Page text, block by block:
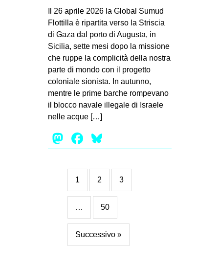
Il 26 aprile 2026 la Global Sumud
Flottilla è ripartita verso la Striscia
di Gaza dal porto di Augusta, in
Sicilia, sette mesi dopo la missione
che ruppe la complicità della nostra
parte di mondo con il progetto
coloniale sionista. In autunno,
mentre le prime barche rompevano
il blocco navale illegale di Israele
nelle acque […]
Mastodon
Facebook
1 2 3
… 50
Successivo »